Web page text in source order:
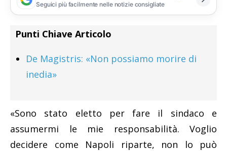
Seguici più facilmente nelle notizie consigliate
Punti Chiave Articolo
De Magistris: «Non possiamo morire di
inedia»
«Sono stato eletto per fare il sindaco e
assumermi le mie responsabilità. Voglio
decidere come Napoli riparte, non lo può